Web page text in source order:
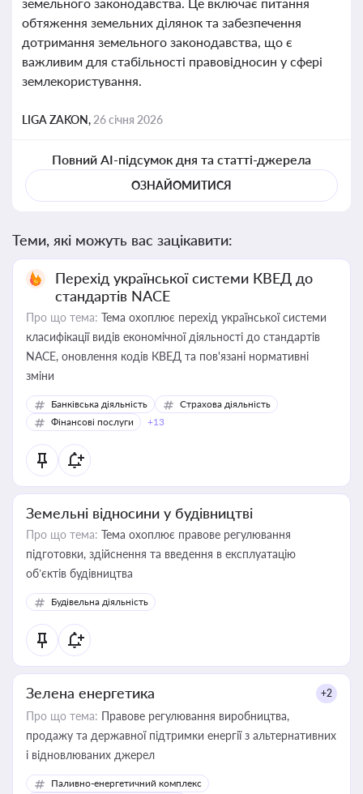
обтяження земельних ділянок та забезпечення
дотримання земельного законодавства, що є
важливим для стабільності правовідносин у сфері
землекористування.
LIGA ZAKON, 26 січня 2026
Повний AI-підсумок дня та статті-джерела
ОЗНАЙОМИТИСЯ
Теми, які можуть вас зацікавити:
Перехід української системи КВЕД до
стандартів NACE
Про що тема: Тема охоплює перехід української системи
класифікації видів економічної діяльності до стандартів
NACE, оновлення кодів КВЕД та пов'язані нормативні
зміни
Банківська діяльність
Страхова діяльність
Фінансові послуги
+13
Земельні відносини у будівництві
Про що тема: Тема охоплює правове регулювання
підготовки, здійснення та введення в експлуатацію
об’єктів будівництва
Будівельна діяльність
Зелена енергетика +2
Про що тема: Правове регулювання виробництва,
продажу та державної підтримки енергії з альтернативних
і відновлюваних джерел
Паливно-енергетичний комплекс